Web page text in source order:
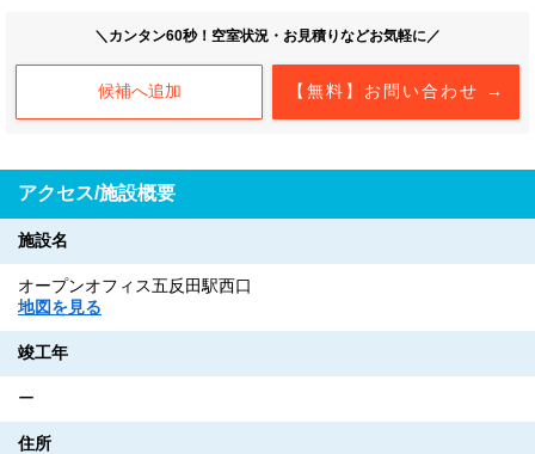
＼カンタン60秒！空室状況・お見積りなどお気軽に／
【無料】お問い合わせ →
候補へ追加
アクセス/施設概要
施設名
オープンオフィス五反田駅西口
地図を見る
竣工年
ー
住所